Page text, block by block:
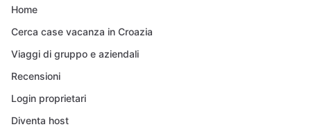
Home
Cerca case vacanza in Croazia
Viaggi di gruppo e aziendali
Recensioni
Login proprietari
Diventa host